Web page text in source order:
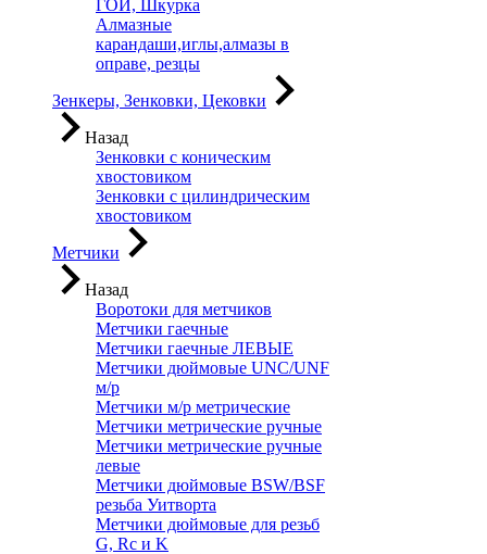
ГОИ, Шкурка
Алмазные
карандаши,иглы,алмазы в
оправе, резцы
Зенкеры, Зенковки, Цековки
Назад
Зенковки с коническим
хвостовиком
Зенковки с цилиндрическим
хвостовиком
Метчики
Назад
Воротоки для метчиков
Метчики гаечные
Метчики гаечные ЛЕВЫЕ
Метчики дюймовые UNC/UNF
м/р
Метчики м/р метрические
Метчики метрические ручные
Метчики метрические ручные
левые
Метчики дюймовые BSW/BSF
резьба Уитворта
Метчики дюймовые для резьб
G, Rc и K